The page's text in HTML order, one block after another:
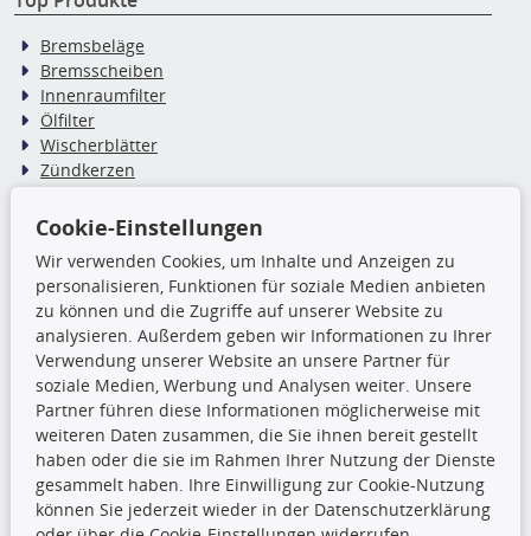
Bremsbeläge
Bremsscheiben
Innenraumfilter
Ölfilter
Wischerblätter
Zündkerzen
TecDoc Inside
Die hier angezeigten Daten,
insbesondere die gesamte Datenbank,
dürfen nicht kopiert werden. Es ist zu
unterlassen, die Daten oder die gesamte Datenbank ohne
vorherige Zustimmung TecDocs zu vervielfältigen, zu
verbreiten und/oder diese Handlungen durch Dritte ausführen
zu lassen. Ein Zuwiderhandeln stellt eine
Urheberrechtsverletzung dar und wird verfolgt.
Ronny’s Newsletter
Cookie-Einstellungen
Wir verwenden Cookies, um Inhalte und Anzeigen zu
personalisieren, Funktionen für soziale Medien anbieten
zu können und die Zugriffe auf unserer Website zu
analysieren. Außerdem geben wir Informationen zu Ihrer
Verwendung unserer Website an unsere Partner für
soziale Medien, Werbung und Analysen weiter. Unsere
Partner führen diese Informationen möglicherweise mit
weiteren Daten zusammen, die Sie ihnen bereit gestellt
haben oder die sie im Rahmen Ihrer Nutzung der Dienste
gesammelt haben. Ihre Einwilligung zur Cookie-Nutzung
können Sie jederzeit wieder in der Datenschutzerklärung